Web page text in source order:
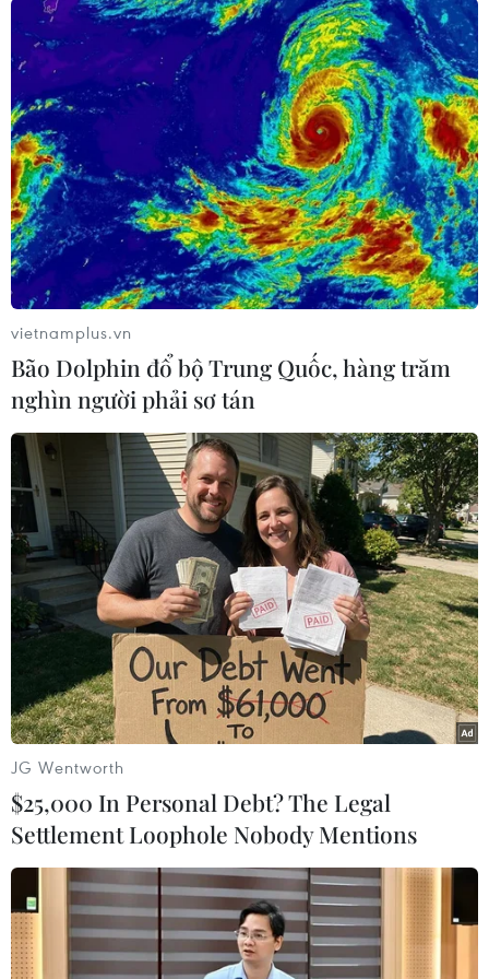
năng./.
(TTXVN/Vietnam+)
#Lamborghini #Xe điện #Xe điện Lamborghini
Theo dõi VietnamPlus
TIN LIÊN QUAN
vietnamplus.vn
Bão Dolphin đổ bộ Trung Quốc, hàng trăm
nghìn người phải sơ tán
JG Wentworth
$25,000 In Personal Debt? The Legal
Settlement Loophole Nobody Mentions